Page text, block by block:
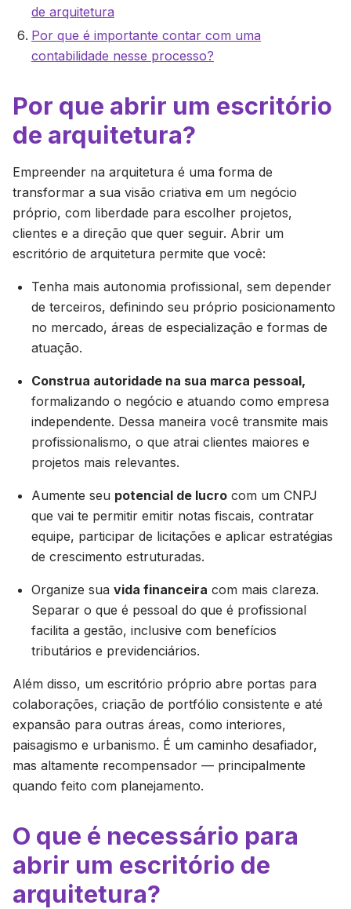
de arquitetura
Por que é importante contar com uma
contabilidade nesse processo?
Por que abrir um escritório
de arquitetura?
Empreender na arquitetura é uma forma de
transformar a sua visão criativa em um negócio
próprio, com liberdade para escolher projetos,
clientes e a direção que quer seguir. Abrir um
escritório de arquitetura permite que você:
Tenha mais autonomia profissional, sem depender
de terceiros, definindo seu próprio posicionamento
no mercado, áreas de especialização e formas de
atuação.
Construa autoridade na sua marca pessoal,
formalizando o negócio e atuando como empresa
independente. Dessa maneira você transmite mais
profissionalismo, o que atrai clientes maiores e
projetos mais relevantes.
Aumente seu potencial de lucro com um CNPJ
que vai te permitir emitir notas fiscais, contratar
equipe, participar de licitações e aplicar estratégias
de crescimento estruturadas.
Organize sua vida financeira com mais clareza.
Separar o que é pessoal do que é profissional
facilita a gestão, inclusive com benefícios
tributários e previdenciários.
Além disso, um escritório próprio abre portas para
colaborações, criação de portfólio consistente e até
expansão para outras áreas, como interiores,
paisagismo e urbanismo. É um caminho desafiador,
mas altamente recompensador — principalmente
quando feito com planejamento.
O que é necessário para
abrir um escritório de
arquitetura?